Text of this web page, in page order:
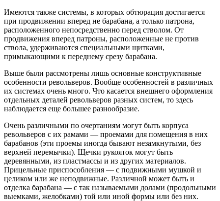
Имеются также системы, в которых обтюрация достигается
при продвижении вперед не барабана, а только патрона,
расположенного непосредственно перед стволом. От
продвижения вперед патроны, расположенные не против
ствола, удерживаются специальными щитками,
примыкающими к переднему срезу барабана.
Выше были рассмотрены лишь основные конструктивные
особенности револьверов. Вообще особенностей в различных
их системах очень много. Что касается внешнего оформления
отдельных деталей револьверов разных систем, то здесь
наблюдается еще большее разнообразие.
Очень различными по очертаниям могут быть корпуса
револьверов с их рамами — проемами для помещения в них
барабанов (эти проемы иногда бывают незамкнутыми, без
верхней перемычки). Щечки рукояток могут быть
деревянными, из пластмассы и из других материалов.
Прицельные приспособления — с подвижными мушкой и
целиком или же неподвижные. Различной может быть и
отделка барабана — с так называемыми долами (продольными
выемками, желобками) той или иной формы или без них.